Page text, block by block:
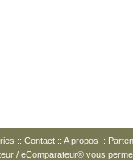
:: Contact :: A propos ::
/ eComparateur® vous